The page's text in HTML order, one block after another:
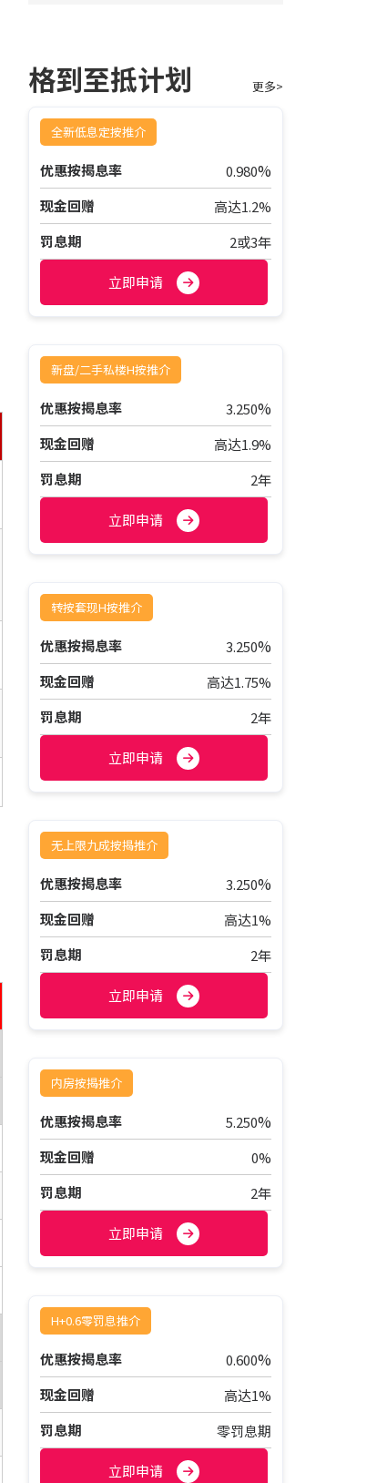
格到至抵计划 更多>
全新低息定按推介
优惠按揭息率 0.980%
现金回赠
高达1.2%
罚息期
2或3年
立即申请
新盘/二手私楼H按推介
优惠按揭息率 3.250%
现金回赠
高达1.9%
罚息期
2年
立即申请
转按套现H按推介
优惠按揭息率 3.250%
现金回赠
高达1.75%
罚息期
2年
立即申请
无上限九成按揭推介
优惠按揭息率 3.250%
现金回赠
高达1%
罚息期
2年
立即申请
内房按揭推介
优惠按揭息率 5.250%
现金回赠
0%
罚息期
2年
立即申请
H+0.6零罚息推介
优惠按揭息率 0.600%
现金回赠
高达1%
罚息期
零罚息期
立即申请